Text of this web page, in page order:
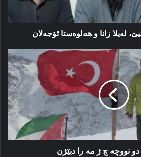
له‌یلا زانا و هەلوەستا ئۆجەلان
نووچە چ ژ مە را دبێژن